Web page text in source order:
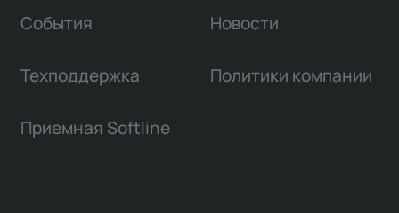
События Новости
Техподдержка Политики компании
Приемная Softline